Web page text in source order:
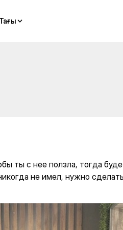
Тағы
Тағы
ты с нее ползла, тогда
не имел, нужно